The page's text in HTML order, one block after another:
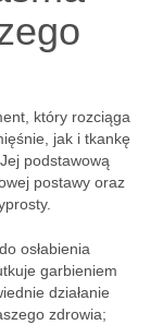
który rozciąga
jak i tkankę
podstawową
postawy oraz
osłabienia
garbieniem
działanie
zdrowia;